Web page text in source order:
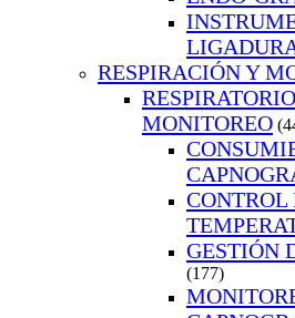
RESPIRACIÓN Y
MONITOREO
CONTROL
GESTIÓN
(177)